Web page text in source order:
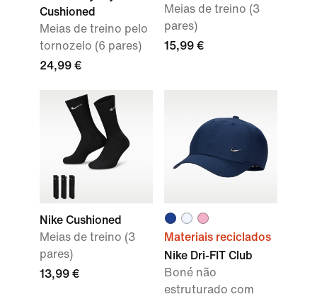
Cushioned
Meias de treino pelo
tornozelo (6 pares)
24,99 €
Meias de treino (3
pares)
15,99 €
Nike Cushioned
Meias de treino (3
pares)
13,99 €
Materiais reciclados
Nike Dri-FIT Club
Boné não
estruturado com